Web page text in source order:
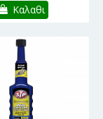
Καλαθι